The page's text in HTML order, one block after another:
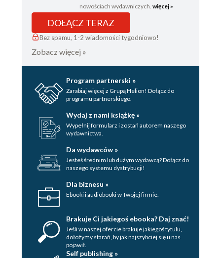
nowościach wydawniczych. więcej »
DOŁĄCZ TERAZ
Bez spamu, 1-2 wiadomości tygodniowo!
Zobacz więcej »
Program partnerski »
Zarabiaj więcej z Grupą Helion! Dołącz do
programu partnerskiego.
Wydaj z nami książkę »
Wypełnij formularz i zostań autorem naszego
wydawnictwa.
Da wydawców »
Jesteś średnim lub dużym wydawcą? Dołącz do
naszego systemu dystrybucji!
Dla biznesu »
Ebooki i audiobooki w Twojej firmie.
Brakuje Ci jakiegoś ebooka? Daj znać!
Jeśli w naszej ofercie brakuje jakiegoś tytulu,
dołożymy starań, by jak najszybciej się u nas
pojawił.
Self publishing »